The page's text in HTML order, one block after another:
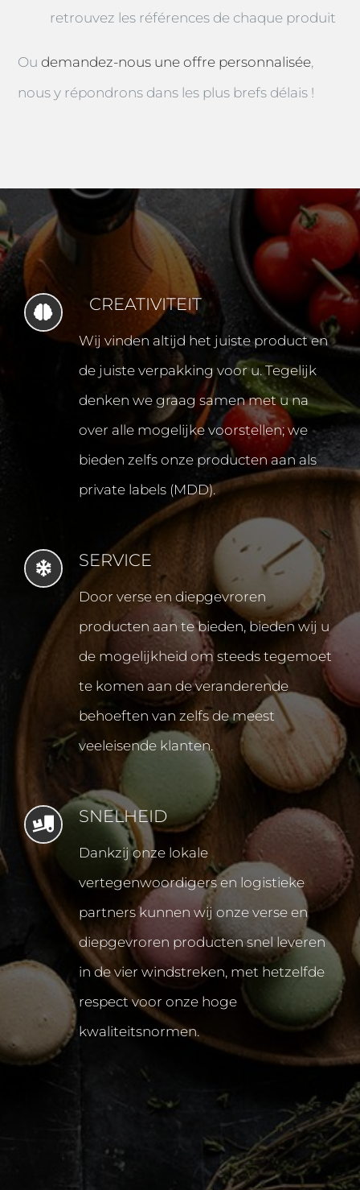
retrouvez les références de chaque produit
Oudemandez-nous une offre personnalisée,
nous y répondrons dans les plus brefs délais !
CREATIVITEIT
Wij vinden altijd het juiste product en
de juiste verpakking voor u. Tegelijk
denken we graag samen met u na
over alle mogelijke voorstellen; we
bieden zelfs onze producten aan als
private labels (MDD).
SERVICE
Door verse en diepgevroren
producten aan te bieden, bieden wij u
de mogelijkheid om steeds tegemoet
te komen aan de veranderende
behoeften van zelfs de meest
veeleisende klanten.
SNELHEID
Dankzij onze lokale
vertegenwoordigers en logistieke
partners kunnen wij onze verse en
diepgevroren producten snel leveren
in de vier windstreken, met hetzelfde
respect voor onze hoge
kwaliteitsnormen.